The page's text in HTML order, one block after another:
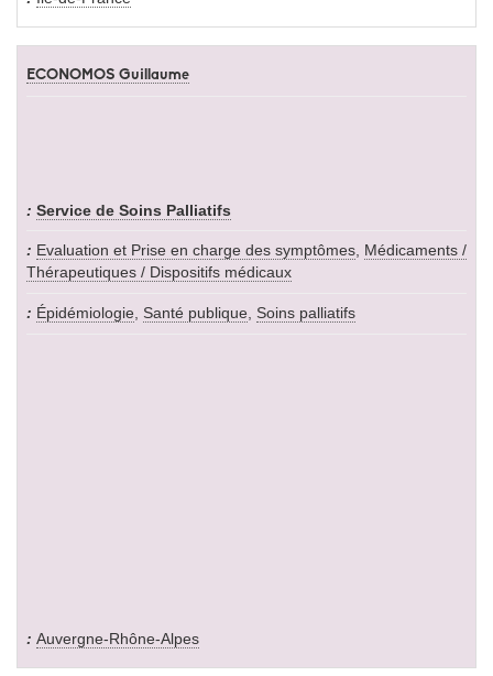
ECONOMOS Guillaume
Service de Soins Palliatifs
Evaluation et Prise en charge des symptômes
Médicaments /
Thérapeutiques / Dispositifs médicaux
Épidémiologie Santé publique Soins palliatifs
Auvergne-Rhône-Alpes